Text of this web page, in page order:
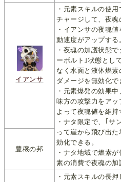
イアンサ
・元素スキルの使
チャージして、夜魂
・イアンサの夜魂
動速度がアップする
・夜魂の加護状態
ーボルト｣状態とし
なく水面と液体燃
ダメージを無効化で
・元素爆発の効果
味方の攻撃力をア
よって夜魂値を維持
・ナタ限定で、｢サ
って崖から飛び出
効化できる。
・ナタ地域で燃素
素の消費で夜魂の加
豊穣の邦
・元素スキルの長